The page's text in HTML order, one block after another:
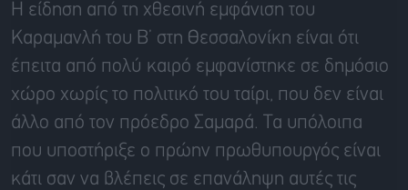
Η είδηση από τη χθεσινή εμφάνιση του
Καραμανλή του Β’ στη Θεσσαλονίκη είναι ότι
έπειτα από πολύ καιρό εμφανίστηκε σε δημόσιο
χώρο χωρίς το πολιτικό του ταίρι, που δεν είναι
άλλο από τον πρόεδρο Σαμαρά. Τα υπόλοιπα
που υποστήριξε ο πρώην πρωθυπουργός είναι
κάτι σαν να βλέπεις σε επανάληψη αυτές τις